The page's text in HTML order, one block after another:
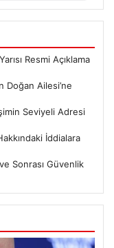
Resmi Açıklama
Doğan Ailesi’ne
Seviyeli Adresi
İddialara
Sonrası Güvenlik